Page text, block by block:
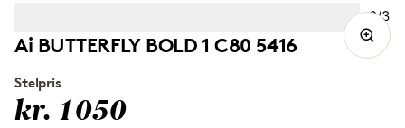
Ai BUTTERFLY BOLD 1 C80 5416
Stelpris
kr. 1050
2/3
3